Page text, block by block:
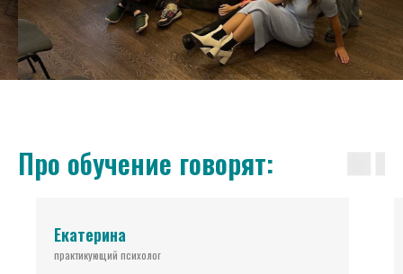
Про обучение говорят:
Екатерина
практикующий психолог